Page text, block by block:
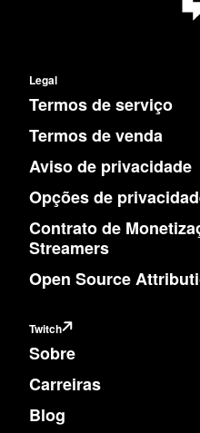
Legal
Termos de serviço
Termos de venda
Aviso de privacidade
Opções de
Contrato de
Streamers
Open Source
Twitch
Sobre
Carreiras
Blog